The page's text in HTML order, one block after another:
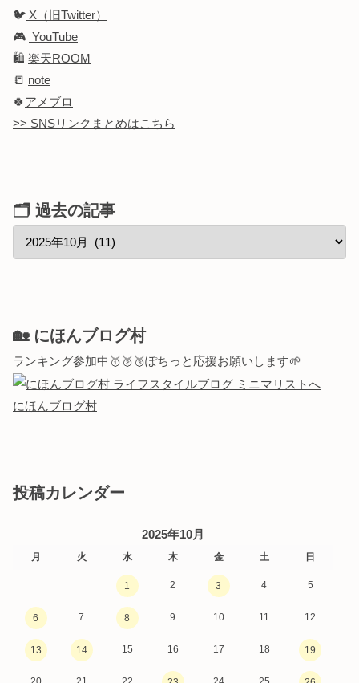
🐦 X（旧Twitter）
🎮 YouTube
🛍️ 楽天ROOM
📒 note
🍀アメブロ
>> SNSリンクまとめはこちら
🗂 過去の記事
🏡 にほんブログ村
ランキング参加中🥇🥈🥉ぽちっと応援お願いします🌱
にほんブログ村
投稿カレンダー
2025年10月
月 火 水 木 金 土 日
1 2 3 4 5
6 7 8 9 10 11 12
13 14 15 16 17 18 19